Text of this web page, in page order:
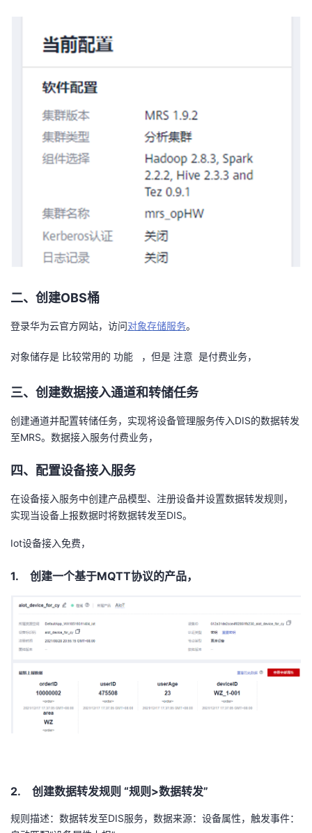
二、创建OBS桶
登录华为云官方网站，访问对象存储服务。
对象储存是 比较常用的 功能 ，但是 注意 是付费业务，
三、创建数据接入通道和转储任务
创建通道并配置转储任务，实现将设备管理服务传入DIS的数据转发
至MRS。数据接入服务付费业务，
四、配置设备接入服务
在设备接入服务中创建产品模型、注册设备并设置数据转发规则，
实现当设备上报数据时将数据转发至DIS。
Iot设备接入免费，
1. 创建一个基于MQTT协议的产品，
2. 创建数据转发规则 “规则 >数据转发”
规则描述：数据转发至DIS服务，数据来源：设备属性，触发事件：